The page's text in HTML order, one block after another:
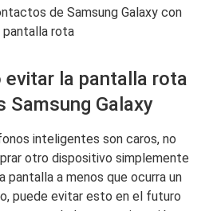
de Samsung Galaxy con
pantalla rota
evitar la pantalla rota
Samsung Galaxy
inteligentes son caros, no
otro dispositivo simplemente
pantalla a menos que ocurra un
puede evitar esto en el futuro